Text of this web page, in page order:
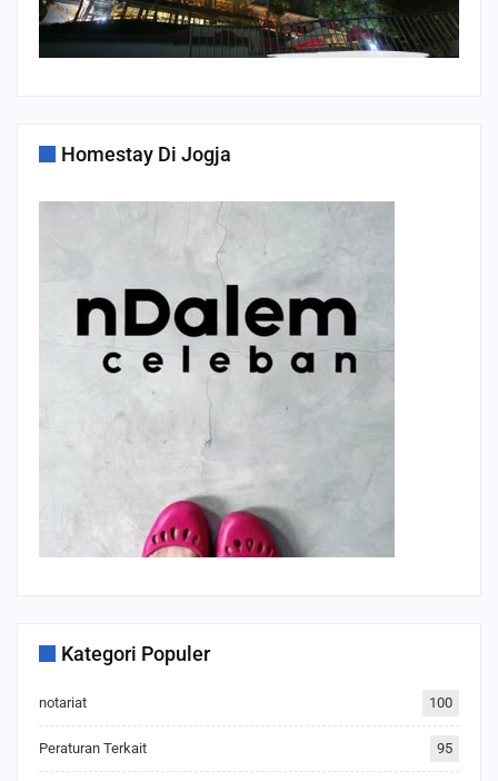
Homestay Di Jogja
Kategori Populer
notariat 100
Peraturan Terkait 95